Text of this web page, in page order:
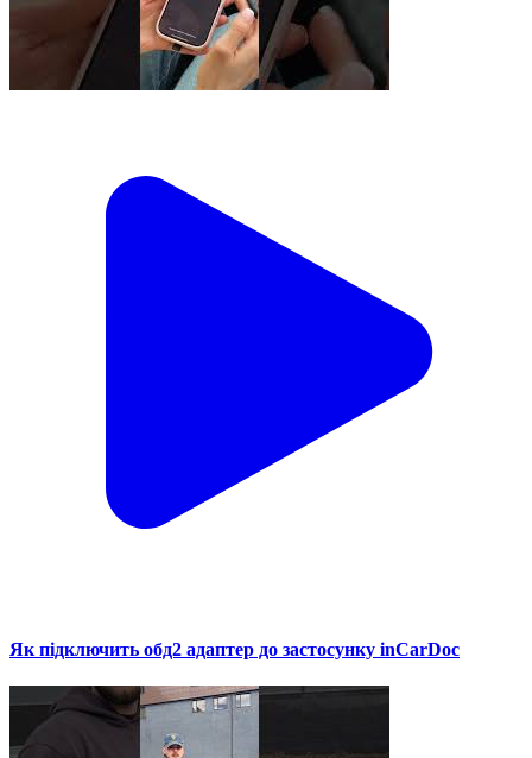
Як підключить обд2 адаптер до застосунку inCarDoc